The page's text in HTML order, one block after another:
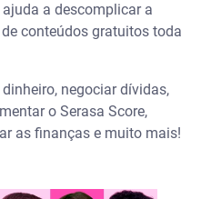
ajuda a descomplicar a
conteúdos gratuitos toda
negociar dívidas,
o Serasa Score,
as finanças e muito mais!